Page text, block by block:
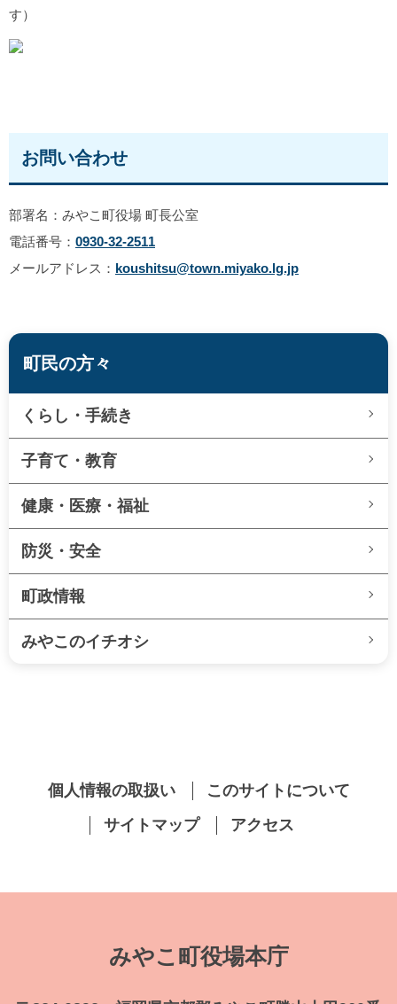
す）
お問い合わせ
部署名：みやこ町役場 町長公室
電話番号： 0930-32-2511
メールアドレス： koushitsu@town.miyako.lg.jp
町民の方々
くらし・手続き
子育て・教育
健康・医療・福祉
防災・安全
町政情報
みやこのイチオシ
個人情報の取扱い
このサイトについて
サイトマップ
アクセス
みやこ町役場本庁